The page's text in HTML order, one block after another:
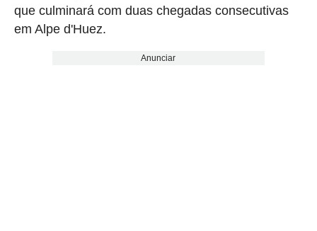
que culminará com duas chegadas consecutivas
em Alpe d'Huez.
Anunciar